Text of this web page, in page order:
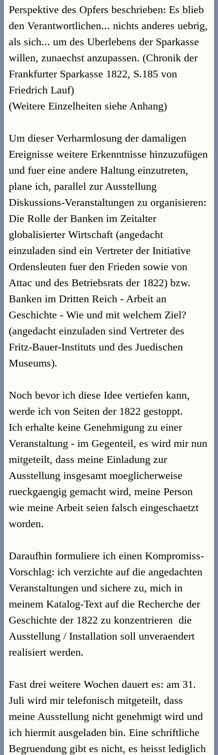
Perspektive des Opfers beschrieben: Es blieb
den Verantwortlichen... nichts anderes uebrig,
als sich... um des Uberlebens der Sparkasse
willen, zunaechst anzupassen. (Chronik der
Frankfurter Sparkasse 1822, S.185 von
Friedrich Lauf)
(Weitere Einzelheiten siehe Anhang)
Um dieser Verharmlosung der damaligen
Ereignisse weitere Erkenntnisse hinzuzufügen
und fuer eine andere Haltung einzutreten,
plane ich, parallel zur Ausstellung
Diskussions-Veranstaltungen zu organisieren:
Die Rolle der Banken im Zeitalter
globalisierter Wirtschaft (angedacht
einzuladen sind ein Vertreter der Initiative
Ordensleuten fuer den Frieden sowie von
Attac und des Betriebsrats der 1822) bzw.
Banken im Dritten Reich - Arbeit an
Geschichte - Wie und mit welchem Ziel?
(angedacht einzuladen sind Vertreter des
Fritz-Bauer-Instituts und des Juedischen
Museums).
Noch bevor ich diese Idee vertiefen kann,
werde ich von Seiten der 1822 gestoppt.
Ich erhalte keine Genehmigung zu einer
Veranstaltung - im Gegenteil, es wird mir nun
mitgeteilt, dass meine Einladung zur
Ausstellung insgesamt moeglicherweise
rueckgaengig gemacht wird, meine Person
wie meine Arbeit seien falsch eingeschaetzt
worden.
Daraufhin formuliere ich einen Kompromiss-
Vorschlag: ich verzichte auf die angedachten
Veranstaltungen und sichere zu, mich in
meinem Katalog-Text auf die Recherche der
Geschichte der 1822 zu konzentrieren  die
Ausstellung / Installation soll unveraendert
realisiert werden.
Fast drei weitere Wochen dauert es: am 31.
Juli wird mir telefonisch mitgeteilt, dass
meine Ausstellung nicht genehmigt wird und
ich hiermit ausgeladen bin. Eine schriftliche
Begruendung gibt es nicht, es heisst lediglich